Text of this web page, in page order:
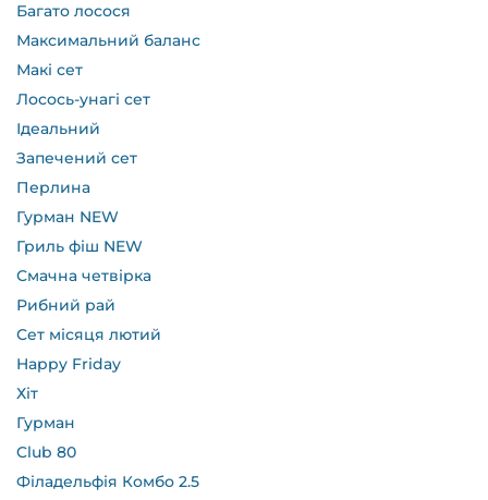
Багато лосося
Максимальний баланс
Макі сет
Лосось-унагі сет
Ідеальний
Запечений сет
Перлина
Гурман NEW
Гриль фіш NEW
Смачна четвірка
Рибний рай
Сет місяця лютий
Happy Friday
Хіт
Гурман
Club 80
Філадельфія Комбо 2.5